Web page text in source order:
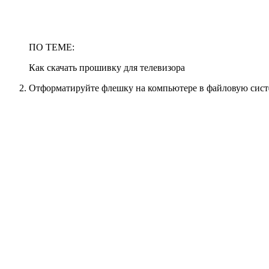
ПО ТЕМЕ:
Как скачать прошивку для телевизора
Отформатируйте флешку на компьютере в файловую